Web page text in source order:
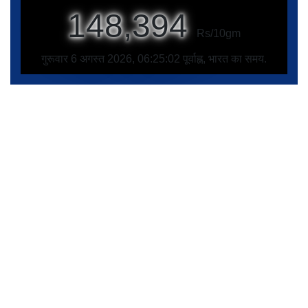
148,394 Rs/10gm
गुरूवार 6 अगस्त 2026, 06:25:02 पूर्वाह्न, भारत का समय.